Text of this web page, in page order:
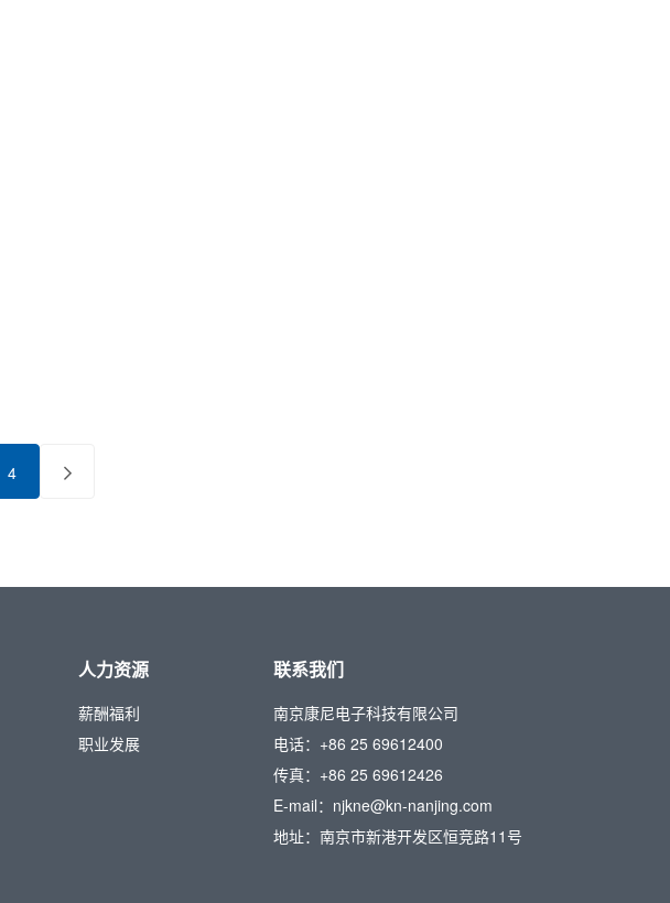
4
人力资源
薪酬福利
职业发展
联系我们
南京康尼电子科技有限公司
电话：+86 25 69612400
传真：+86 25 69612426
E-mail：njkne@kn-nanjing.com
地址：南京市新港开发区恒竞路11号